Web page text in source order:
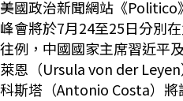
美國政治新聞網站《Politico
峰會將於7月24至25日分別
往例，中國國家主席習近平
萊恩（Ursula von der
科斯塔（Antonio Costa）將